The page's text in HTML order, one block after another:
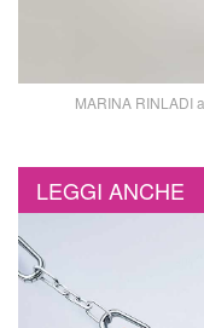
MARINA RINLADI
LEGGI ANCHE